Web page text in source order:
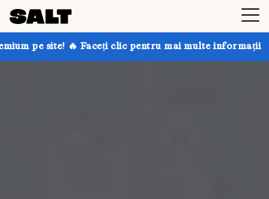
clic pentru mai multe informații Obțineți până